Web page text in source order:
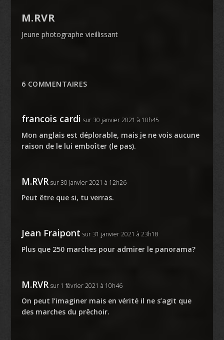
M.RVR
Jeune photographe vieillissant
6 COMMENTAIRES
francois cardi sur 30 janvier 2021 à 10h45
Mon anglais est déplorable, mais je ne vois aucune
raison de le lui emboîter (le pas).
M.RVR sur 30 janvier 2021 à 12h26
Peut être que si, tu verras.
Jean Fraipont sur 31 janvier 2021 à 23h18
Plus que 250 marches pour admirer le panorama?
M.RVR sur 1 février 2021 à 10h46
On peut l’imaginer mais en vérité il ne s’agit que
des marches du prêchoir.